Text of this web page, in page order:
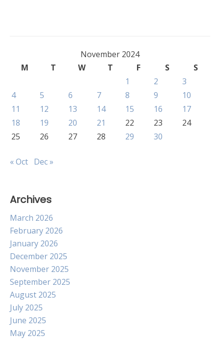
November 2024
M
T W T F S
S
1
2
3
4
5 6 7 8 9
10
11
12 13 14 15 16
17
18
19 20 21 22 23
24
25
26 27 28 29 30
« Oct Dec »
Archives
March 2026
February 2026
January 2026
December 2025
November 2025
September 2025
August 2025
July 2025
June 2025
May 2025